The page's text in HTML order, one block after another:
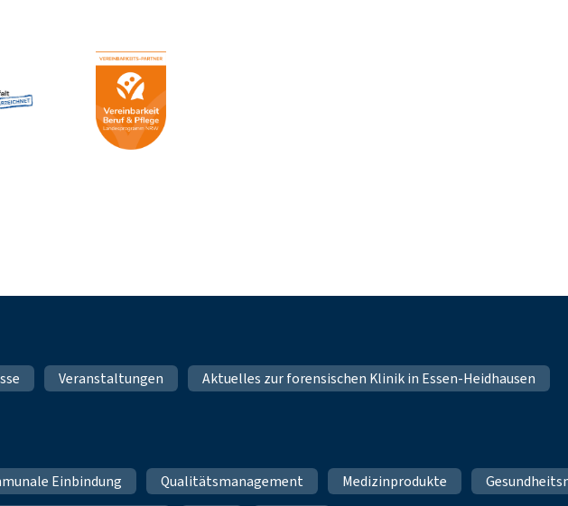
Veranstaltungen Aktuelles zur forensischen Klinik in Essen-Heidhausen
Einbindung Qualitätsmanagement Medizinprodukte